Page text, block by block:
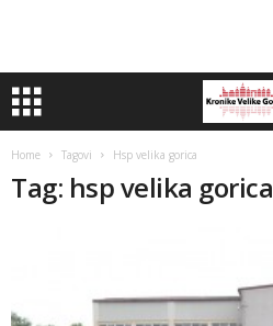
Home Tagovi Hsp velika gorica
Tag: hsp velika gorica